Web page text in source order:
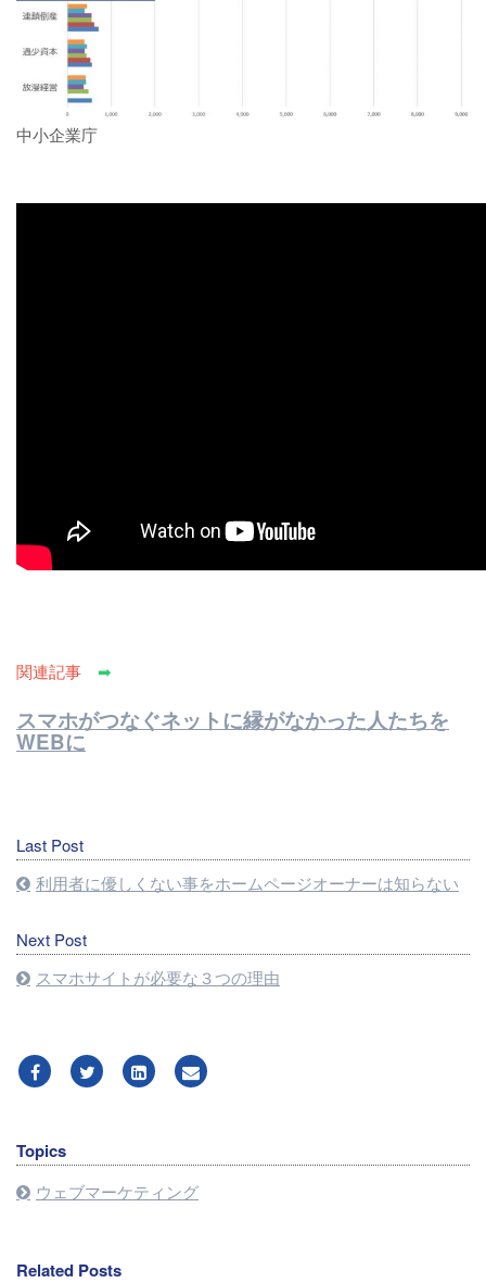
中小企業庁
関連記事 ➡
スマホがつなぐネットに縁がなかった人たちを
WEBに
Last Post
利用者に優しくない事をホームページオーナーは知らない
Next Post
スマホサイトが必要な３つの理由
Topics
ウェブマーケティング
Related Posts